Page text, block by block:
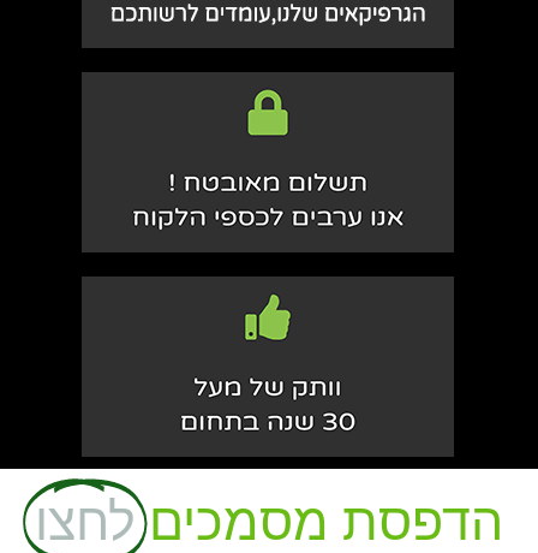
הדפסת מסמכים לחצו